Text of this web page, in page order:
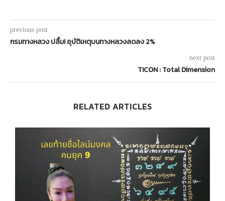
previous post
กรมทางหลวง ปลื้ม! อุบัติเหตุบนทางหลวงลดลง 2%
next post
TICON : Total Dimension
RELATED ARTICLES